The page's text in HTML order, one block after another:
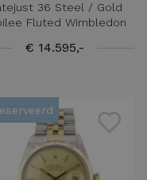
36 Steel / Gold
Fluted Wimbledon
€ 14.595,-